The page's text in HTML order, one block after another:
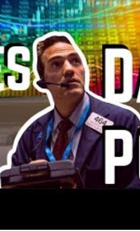
sudah kan?
dengan daily (intraday)
aku untuk 5 hari
benar mereka untung dan
Malaysia ini belum
suruh masuk kelas dia